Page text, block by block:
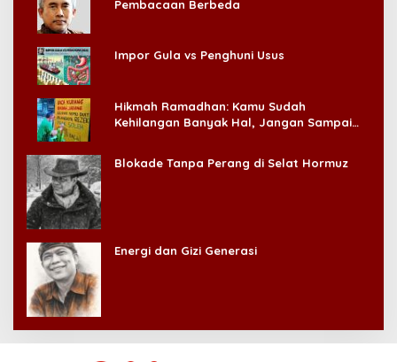
Pembacaan Berbeda
Impor Gula vs Penghuni Usus
Hikmah Ramadhan: Kamu Sudah
Kehilangan Banyak Hal, Jangan Sampai
Blokade Tanpa Perang di Selat Hormuz
Energi dan Gizi Generasi